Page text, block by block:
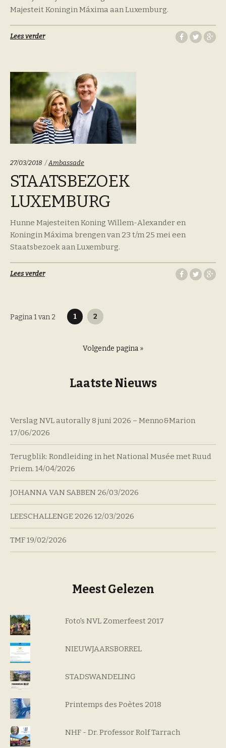
Majesteit Koningin Máxima aan Luxemburg.
Lees verder
27/03/2018 Categoriën:
Ambassade
STAATSBEZOEK
LUXEMBURG
Hunne Majesteiten Koning Willem-Alexander en
Koningin Máxima brengen van 23 t/m 25 mei een
Staatsbezoek aan Luxemburg.
Lees verder
Pagina 1 van 2
Berichten
1 2
Volgende pagina »
Laatste Nieuws
Verslag NVL autorally 8 juni 2026 – Menno&Marion
17/06/2026
Terugblik: Rondleiding in het National Musée met Ruud
Priem. 14/04/2026
JOHANNA VAN SABBEN 26/03/2026
LEESCHALLENGE 2026 12/03/2026
TMF19/02/2026
Meest Gelezen
Foto's NVL Zomerfeest 2017
NIEUWJAARSBORREL
STADSWANDELING
Printemps des Poètes 2018
NHF - Dr. Professor Rolf Tarrach